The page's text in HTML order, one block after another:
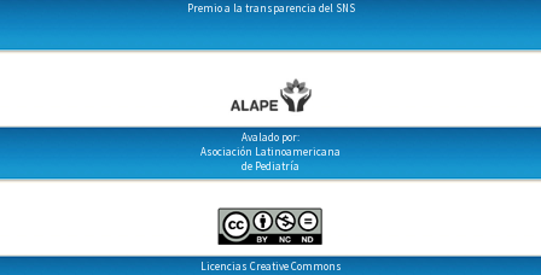
Premio a la transparencia del SNS
Avalado por:
Asociación Latinoamericana
de Pediatría
Licencias Creative Commons